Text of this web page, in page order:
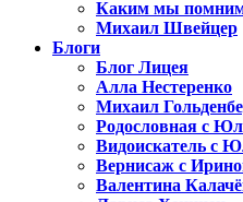
Каким мы помним
Михаил Швейцер
Блоги
Блог Лицея
Алла Нестеренко
Михаил
Родословная с
Видоискатель с
Вернисаж с
Валентина